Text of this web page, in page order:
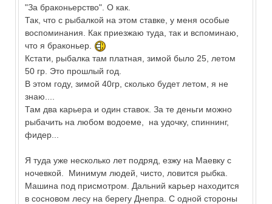
"За браконьерство". О как.
Так, что с рыбалкой на этом ставке, у меня особые
воспоминания. Как приезжаю туда, так и вспоминаю,
что я браконьер.
Кстати, рыбалка там платная, зимой было 25, летом
50 гр. Это прошлый год.
В этом году, зимой 40гр, сколько будет летом, я не
знаю....
Там два карьера и один ставок. За те деньги можно
рыбачить на любом водоеме, на удочку, спиннинг,
фидер...
Я туда уже несколько лет подряд, езжу на Маевку с
ночевкой. Минимум людей, чисто, ловится рыбка.
Машина под присмотром. Дальний карьер находится
в сосновом лесу на берегу Днепра. С одной стороны